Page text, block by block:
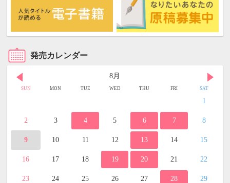
発売カレンダー
8月
SUN MON TUE WED THU FRI SAT
1
2 3 4 5 6 7 8
9 10 11 12 13 14 15
16 17 18 19 20 21 22
23 24 25 26 27 28 29